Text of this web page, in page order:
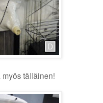
tälläinen!